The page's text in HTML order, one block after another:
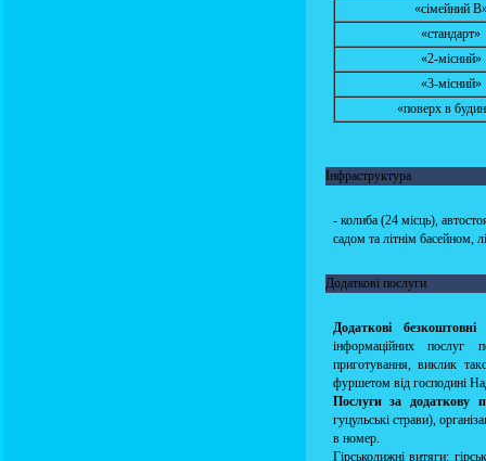
«сімейний
«стандарт»
«2-місний»
«3-місний»
«поверх в
Інфраструктура
- колиба (24 місць),
садом та літнім басейном,
Додаткові послуги
Додаткові безкоштовні
інформаційних послуг
приготування, виклик
фуршетом від господині
Послуги за додаткову
гуцульські страви),
в номер.
Гірськолижні витяги: